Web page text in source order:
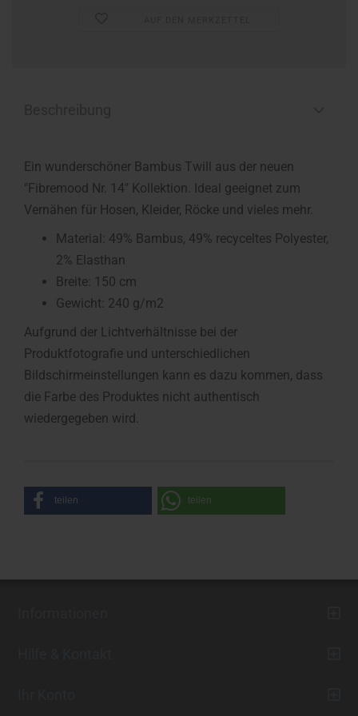
Ein wunderschöner Bambus Twill aus der neuen
"Fibremood Nr. 14" Kollektion. Ideal geeignet zum
Vernähen für Hosen, Kleider, Röcke und vieles mehr.
Material: 49% Bambus, 49% recyceltes Polyester,
2% Elasthan
Breite: 150 cm
Gewicht: 240 g/m2
Aufgrund der Lichtverhältnisse bei der
Produktfotografie und unterschiedlichen
Bildschirmeinstellungen kann es dazu kommen, dass
die Farbe des Produktes nicht authentisch
wiedergegeben wird.
teilen teilen